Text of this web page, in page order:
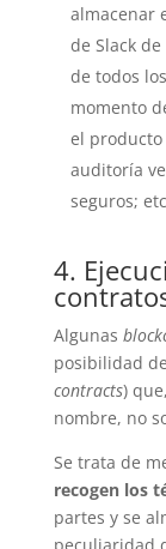
almacenar
de Slack
de todos
momento
el
auditoría
seguros;
4.
Algunas
posibilidad
contracts)
nombre, no
Se trata de
recogen los
partes y se